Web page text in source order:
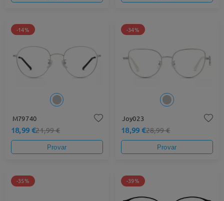
-14%
M79740
18,99 €21,99 €
Provar
-34%
Joy023
18,99 €28,99 €
Provar
-35% -39%